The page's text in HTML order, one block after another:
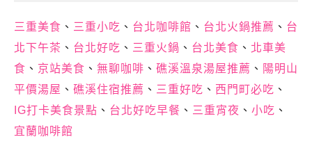
三重美食 、 三重小吃 、 台北咖啡館 、 台北火鍋推薦 、 台
北下午茶 、 台北好吃 、 三重火鍋 、 台北美食 、 北車美
食 、 京站美食 、 無聊咖啡 、 礁溪溫泉湯屋推薦 、 陽明山
平價湯屋 、 礁溪住宿推薦 、 三重好吃 、 西門町必吃 、
IG打卡美食景點 、 台北好吃早餐 、 三重宵夜 、 小吃 、
宜蘭咖啡館